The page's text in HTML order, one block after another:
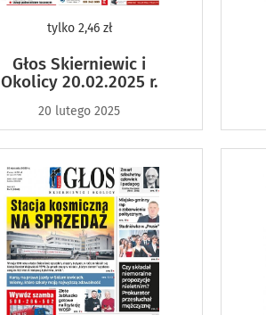
tylko2,46 zł
Głos Skierniewic i
Okolicy 20.02.2025 r.
20 lutego 2025